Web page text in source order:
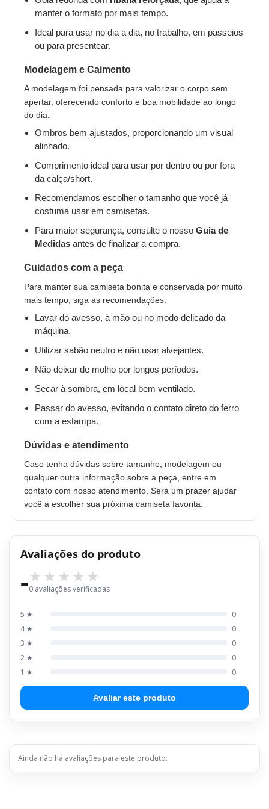
manter o formato por mais tempo.
Ideal para usar no dia a dia, no trabalho, em passeios
ou para presentear.
Modelagem e Caimento
A modelagem foi pensada para valorizar o corpo sem
apertar, oferecendo conforto e boa mobilidade ao longo
do dia.
Ombros bem ajustados, proporcionando um visual
alinhado.
Comprimento ideal para usar por dentro ou por fora
da calça/short.
Recomendamos escolher o tamanho que você já
costuma usar em camisetas.
Para maior segurança, consulte o nosso Guia de
Medidas antes de finalizar a compra.
Cuidados com a peça
Para manter sua camiseta bonita e conservada por muito
mais tempo, siga as recomendações:
Lavar do avesso, à mão ou no modo delicado da
máquina.
Utilizar sabão neutro e não usar alvejantes.
Não deixar de molho por longos períodos.
Secar à sombra, em local bem ventilado.
Passar do avesso, evitando o contato direto do ferro
com a estampa.
Dúvidas e atendimento
Caso tenha dúvidas sobre tamanho, modelagem ou
qualquer outra informação sobre a peça, entre em
contato com nosso atendimento. Será um prazer ajudar
você a escolher sua próxima camiseta favorita.
Avaliações do produto
-0 avaliações verificadas
5 ★
0
4 ★
0
3 ★
0
2 ★
0
1 ★
0
Avaliar este produto
Ainda não há avaliações para este produto.